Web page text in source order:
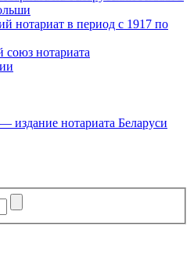
нотариат в период с 1917 по
нотариата
издание нотариата Беларуси